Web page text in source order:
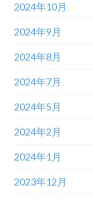
2024年10月
2024年9月
2024年8月
2024年7月
2024年5月
2024年2月
2024年1月
2023年12月